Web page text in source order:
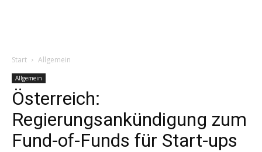
Start Allgemein
Allgemein
Österreich:
Regierungsankündigung zum
Fund-of-Funds für Start-ups